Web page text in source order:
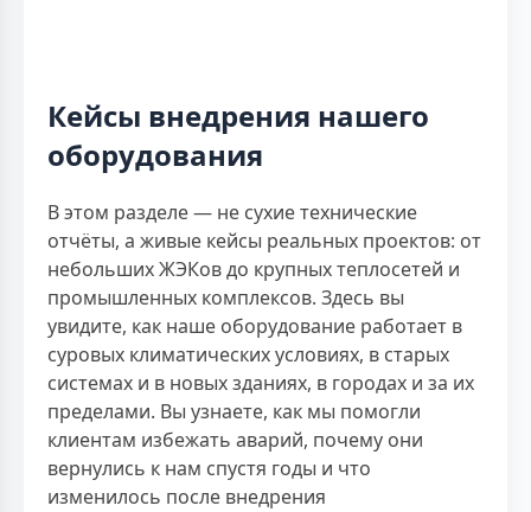
Кейсы внедрения нашего
оборудования
В этом разделе — не сухие технические
отчёты, а живые кейсы реальных проектов: от
небольших ЖЭКов до крупных теплосетей и
промышленных комплексов. Здесь вы
увидите, как наше оборудование работает в
суровых климатических условиях, в старых
системах и в новых зданиях, в городах и за их
пределами. Вы узнаете, как мы помогли
клиентам избежать аварий, почему они
вернулись к нам спустя годы и что
изменилось после внедрения